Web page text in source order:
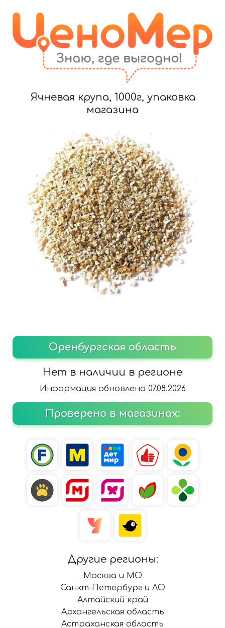
Ячневая крупа, 1000г, упаковка
магазина
Оренбургская область
Нет в наличии в регионе
Информация обновлена 07.08.2026
Проверено в магазинах:
Другие регионы:
Москва и МО
Санкт-Петербург и ЛО
Алтайский край
Архангельская область
Астраханская область